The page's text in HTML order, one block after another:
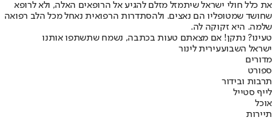
את כלל חולי ישראל שיתמזל מזלם להגיע אל הרופאים האלה, ולא לרופא
שחושד שמטופליו הם נאצים. ולהסתדרות הרפואית נאחל מכל הלב רפואה
שלמה. היא זקוקה לה.
טעינו? נתקן! אם מצאתם טעות בכתבה, נשמח שתשתפו אותנו
ישראל השבועעירית לינור
מדורים
ספורט
תרבות ובידור
לייף סטייל
אוכל
תיירות